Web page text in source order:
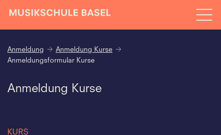
Anmeldung
Anmeldung Kurse
Anmeldungsformular Kurse
Anmeldung Kurse
KURS